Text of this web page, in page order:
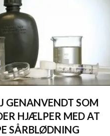
GENANVENDT SOM
HJÆLPER MED AT
SÅRBLØDNING